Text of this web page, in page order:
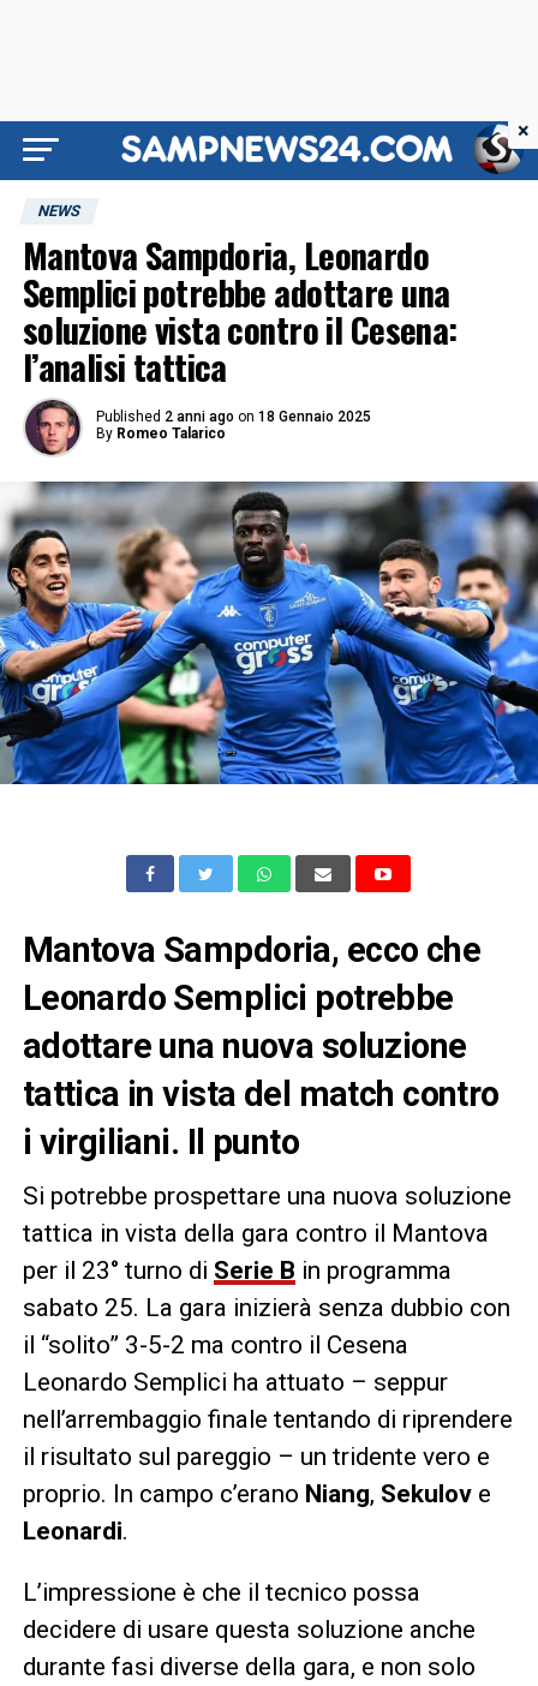
NEWS
Mantova Sampdoria, Leonardo
Semplici potrebbe adottare una
soluzione vista contro il Cesena:
l’analisi tattica
Published 2 anni ago on 18 Gennaio 2025
By Romeo Talarico
Mantova Sampdoria, ecco che
Leonardo Semplici potrebbe
adottare una nuova soluzione
tattica in vista del match contro
i virgiliani. Il punto
Si potrebbe prospettare una nuova soluzione
tattica in vista della gara contro il Mantova
per il 23° turno di Serie B in programma
sabato 25. La gara inizierà senza dubbio con
il “solito” 3-5-2 ma contro il Cesena
Leonardo Semplici ha attuato – seppur
nell’arrembaggio finale tentando di riprendere
il risultato sul pareggio – un tridente vero e
proprio. In campo c’erano Niang, Sekulov e
Leonardi.
L’impressione è che il tecnico possa
decidere di usare questa soluzione anche
durante fasi diverse della gara, e non solo
×